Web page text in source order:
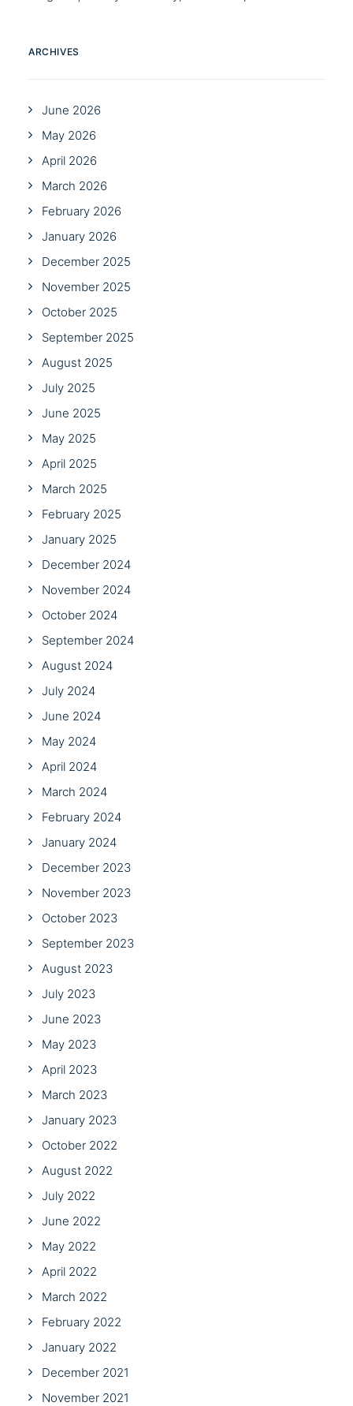
ARCHIVES
June 2026
May 2026
April 2026
March 2026
February 2026
January 2026
December 2025
November 2025
October 2025
September 2025
August 2025
July 2025
June 2025
May 2025
April 2025
March 2025
February 2025
January 2025
December 2024
November 2024
October 2024
September 2024
August 2024
July 2024
June 2024
May 2024
April 2024
March 2024
February 2024
January 2024
December 2023
November 2023
October 2023
September 2023
August 2023
July 2023
June 2023
May 2023
April 2023
March 2023
January 2023
October 2022
August 2022
July 2022
June 2022
May 2022
April 2022
March 2022
February 2022
January 2022
December 2021
November 2021